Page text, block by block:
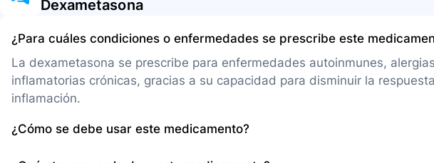
Dexametasona
¿Para cuáles condiciones o enfermedades se prescribe este
La dexametasona se prescribe para enfermedades autoinmunes,
inflamatorias crónicas, gracias a su capacidad para disminuir la
inflamación.
¿Cómo se debe usar este medicamento?